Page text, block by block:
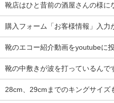
靴店はひと昔前の酒屋さんの様に
購入フォーム「お客様情報」入力
靴のエコー紹介動画をyoutubeに
靴の中敷きが波を打っているんで
28cm、29cmまでのキングサイズ